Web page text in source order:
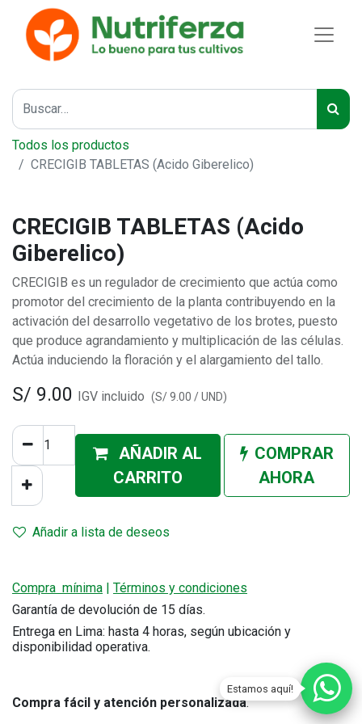
Estamos aquí!
Todos los productos
CRECIGIB TABLETAS (Acido Giberelico)
CRECIGIB TABLETAS (Acido
Giberelico)
CRECIGIB es un regulador de crecimiento que actúa como
promotor del crecimiento de la planta contribuyendo en la
activación del desarrollo vegetativo de los brotes, puesto
que produce agrandamiento y multiplicación de las células.
Actúa induciendo la floración y el alargamiento del tallo.
S/ 9.00 IGV incluido (S/9.00 /UND)
AÑADIR AL
CARRITO
COMPRAR
AHORA
Añadir a lista de deseos
Compra mínima | Términos y condiciones
Garantía de devolución de 15 días.
Entrega en Lima: hasta 4 horas, según ubicación y
disponibilidad operativa.
Compra fácil y atención personalizada.